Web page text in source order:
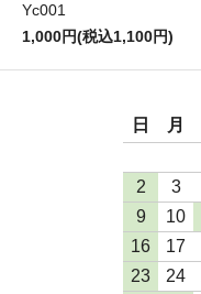
Yc001
1,000円(税込1,100円)
日
月
2
3
9
10
16
17
23
24